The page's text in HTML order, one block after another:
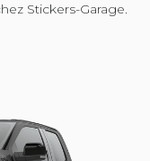
Stickers-Garage.